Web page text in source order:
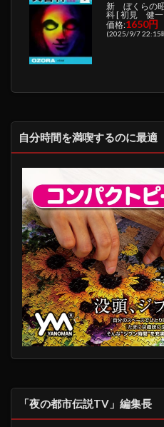
新 ぼくらの
科 [ 初見 健一
価格:1650円
(2025/9/7 22:15
自分時間を満喫するのに最適
「夜の都市伝説TV」編集長